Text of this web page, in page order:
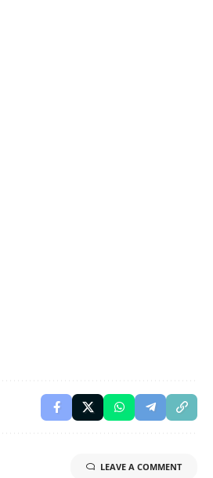
LEAVE A COMMENT